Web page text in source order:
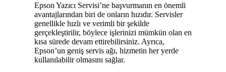
Epson Yazıcı Servisi’ne başvurmanın en önemli
avantajlarından biri de onların hızıdır. Servisler
genellikle hızlı ve verimli bir şekilde
gerçekleştirilir, böylece işlerinizi mümkün olan en
kısa sürede devam ettirebilirsiniz. Ayrıca,
Epson’un geniş servis ağı, hizmetin her yerde
kullanılabilir olmasını sağlar.